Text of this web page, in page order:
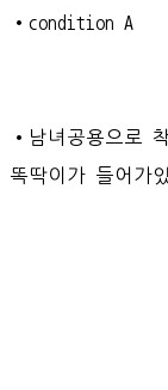
•condition A
•남녀공용으로
똑딱이가 들어가